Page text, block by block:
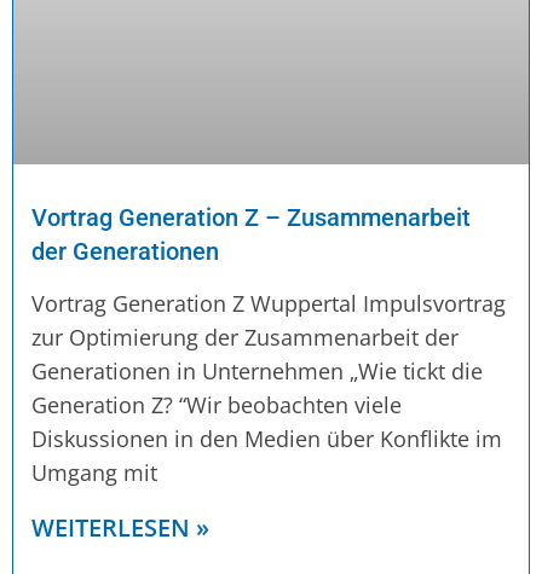
Vortrag Generation Z – Zusammenarbeit
der Generationen
Vortrag Generation Z Wuppertal Impulsvortrag
zur Optimierung der Zusammenarbeit der
Generationen in Unternehmen „Wie tickt die
Generation Z? “Wir beobachten viele
Diskussionen in den Medien über Konflikte im
Umgang mit
WEITERLESEN »